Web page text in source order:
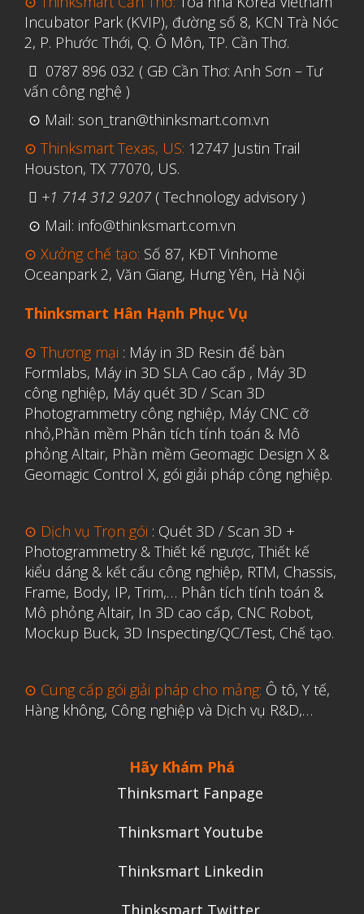
Incubator Park (KVIP), đường số 8, KCN Trà Nóc
2, P. Phước Thới, Q. Ô Môn, TP. Cần Thơ.
0787 896 032 ( GĐ Cần Thơ: Anh Sơn – Tư
vấn công nghệ )
⊙ Mail: son_tran@thinksmart.com.vn
⊙ Thinksmart Texas, US: 12747 Justin Trail
Houston, TX 77070, US.
+1 714 312 9207 ( Technology advisory )
⊙ Mail: info@thinksmart.com.vn
⊙ Xưởng chế tạo: Số 87, KĐT Vinhome
Oceanpark 2, Văn Giang, Hưng Yên, Hà Nội
Thinksmart Hân Hạnh Phục Vụ
⊙ Thương mại : Máy in 3D Resin để bàn
Formlabs, Máy in 3D SLA Cao cấp , Máy 3D
công nghiệp, Máy quét 3D / Scan 3D
Photogrammetry công nghiệp, Máy CNC cỡ
nhỏ,Phần mềm Phân tích tính toán & Mô
phỏng Altair, Phần mềm Geomagic Design X &
Geomagic Control X, gói giải pháp công nghiệp.
⊙ Dịch vụ Trọn gói : Quét 3D / Scan 3D +
Photogrammetry & Thiết kế ngược, Thiết kế
kiểu dáng & kết cấu công nghiệp, RTM, Chassis,
Frame, Body, IP, Trim,… Phân tích tính toán &
Mô phỏng Altair, In 3D cao cấp, CNC Robot,
Mockup Buck, 3D Inspecting/QC/Test, Chế tạo.
⊙ Cung cấp gói giải pháp cho mảng: Ô tô, Y tế,
Hàng không, Công nghiệp và Dịch vụ R&D,…
Hãy Khám Phá
Thinksmart Fanpage
Thinksmart Youtube
Thinksmart Linkedin